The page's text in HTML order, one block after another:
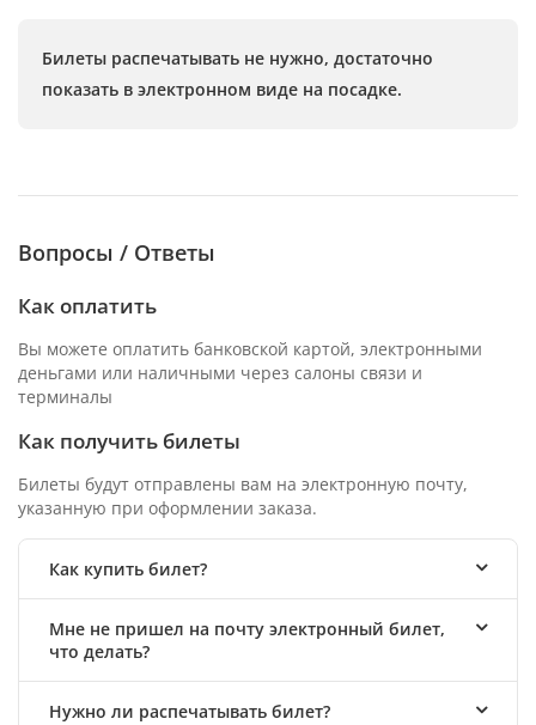
Билеты распечатывать не нужно, достаточно
показать в электронном виде на посадке.
Вопросы / Ответы
Как оплатить
Вы можете оплатить банковской картой, электронными
деньгами или наличными через салоны связи и
терминалы
Как получить билеты
Билеты будут отправлены вам на электронную почту,
указанную при оформлении заказа.
Как купить билет?
Мне не пришел на почту электронный билет,
что делать?
Нужно ли распечатывать билет?